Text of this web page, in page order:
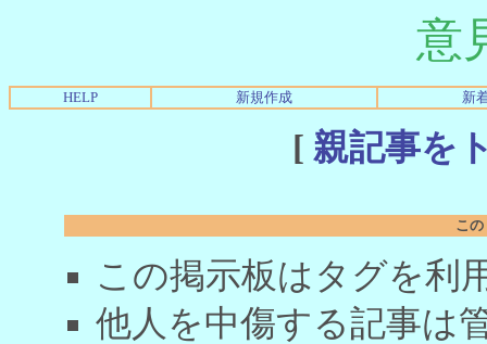
意
HELP 新規作成 新
[ 親記事を
こ
この掲示板はタグを利
他人を中傷する記事は